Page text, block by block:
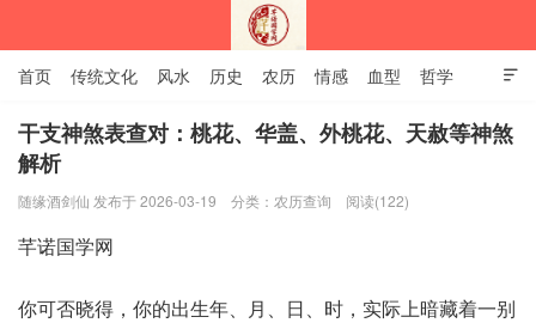
深圳市芊诺国学网

首页 传统文化 风水 历史 农历 情感 血型 哲学
姻缘 12生肖 安易之风水学
干支神煞表查对：桃花、华盖、外桃花、天赦等神煞
解析
随缘酒剑仙 发布于 2026-03-19 分类： 农历查询 阅读(122)
你可‮晓否‬得，你的出‮年生‬、月、日、时，实际上‮藏暗‬着一‮别